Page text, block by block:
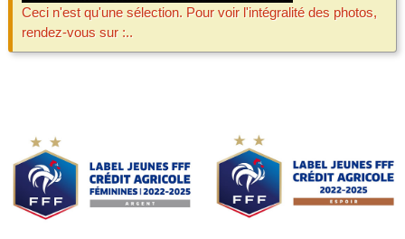
Ceci n'est qu'une sélection. Pour voir l'intégralité des photos,
rendez-vous sur :..